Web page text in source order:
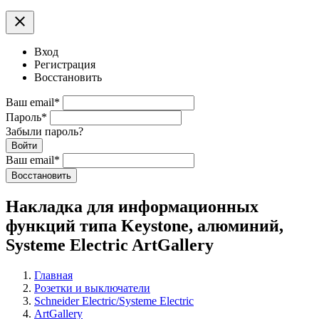
clear
Вход
Регистрация
Восстановить
Ваш email*
Пароль*
Забыли пароль?
Войти
Ваш email*
Воcстановить
Накладка для информационных
функций типа Keystone, алюминий,
Systeme Electric ArtGallery
Главная
Розетки и выключатели
Schneider Electric/Systeme Electric
ArtGallery